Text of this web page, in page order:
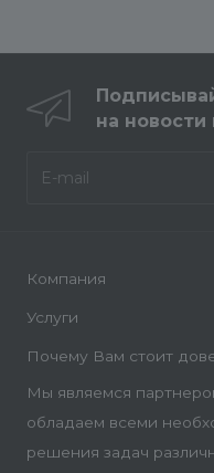
на новости
Компания
Услуги
Почему Вам стоит
Мы являемся
обладаем всеми
решения задач